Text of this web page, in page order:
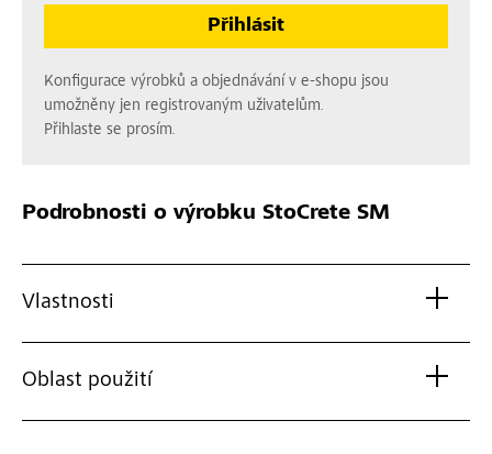
Přihlásit
Konfigurace výrobků a objednávání v e-shopu jsou
umožněny jen registrovaným uživatelům.
Přihlaste se prosím.
Podrobnosti o výrobku StoCrete SM
Vlastnosti
Oblast použití